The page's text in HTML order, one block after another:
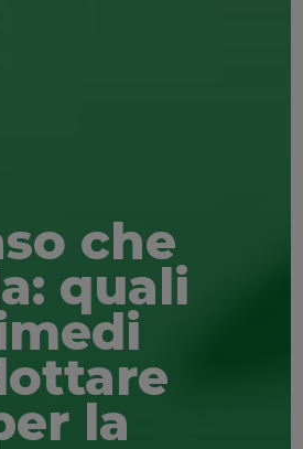
che
quali
la